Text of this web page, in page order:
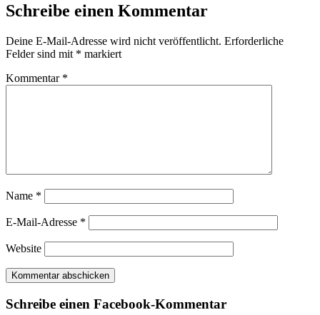
Schreibe einen Kommentar
Deine E-Mail-Adresse wird nicht veröffentlicht. Erforderliche
Felder sind mit * markiert
Kommentar *
Name *
E-Mail-Adresse *
Website
Schreibe einen Facebook-Kommentar